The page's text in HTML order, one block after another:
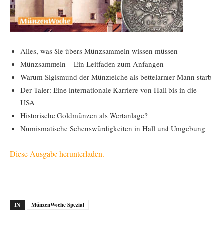
Alles, was Sie übers Münzsammeln wissen müssen
Münzsammeln – Ein Leitfaden zum Anfangen
Warum Sigismund der Münzreiche als bettelarmer Mann starb
Der Taler: Eine internationale Karriere von Hall bis in die
USA
Historische Goldmünzen als Wertanlage?
Numismatische Sehenswürdigkeiten in Hall und Umgebung
Diese Ausgabe herunterladen.
IN MünzenWoche Spezial